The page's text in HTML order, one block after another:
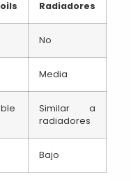
Radiadores
No
Media
Similar a
radiadores
Bajo